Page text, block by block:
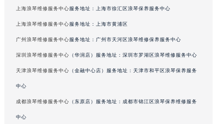
上海浪琴维修服务中心服务地址：上海市徐汇区浪琴保养服务中心
上海浪琴维修服务中心服务地址：上海市黄浦区
广州浪琴维修服务中心服务地址：广州市天河区浪琴维修保养服务中心
深圳浪琴维修服务中心 （华润店）服务地址：深圳市罗湖区浪琴维修服务中心
天津浪琴维修服务中心 （金融中心店）服务地址：天津市和平区浪琴保养服务
中心
成都浪琴维修服务中心 （东原店）服务地址：成都市锦江区浪琴保养维修服务
中心